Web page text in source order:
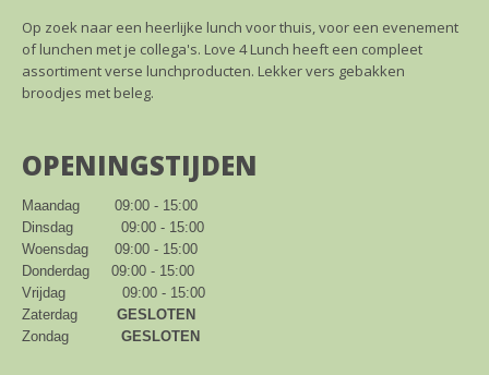
Op zoek naar een heerlijke lunch voor thuis, voor een evenement
of lunchen met je collega's. Love 4 Lunch heeft een compleet
assortiment verse lunchproducten. Lekker vers gebakken
broodjes met beleg.
OPENINGSTIJDEN
Maandag        09:00 - 15:00
Dinsdag           09:00 - 15:00
Woensdag      09:00 - 15:00
Donderdag     09:00 - 15:00
Vrijdag             09:00 - 15:00
Zaterdag GESLOTEN
Zondag GESLOTEN